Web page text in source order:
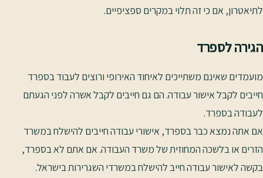
לתיאטרון, אם כי זה תלוי במקרים ספציפיים.
הגירה לספרד
מועמדים שאינם משתייכים לאיחוד האירופי ורוצים לעבוד בספרד
חייבים לקבל אישור עבודה. הם גם חייבים לקבל אשרה לפני הגעתם
לעבודה בספרד.
אם אתה נמצא כבר בספרד, אישורי עבודה חייבים להישלח במשרד
הזרים או בלשכה המחוזית של משרד העבודה. אם אתם לא בספרד,
בקשה לאישור עבודה חייב להישלח במשרדי השגרירות בישראל.